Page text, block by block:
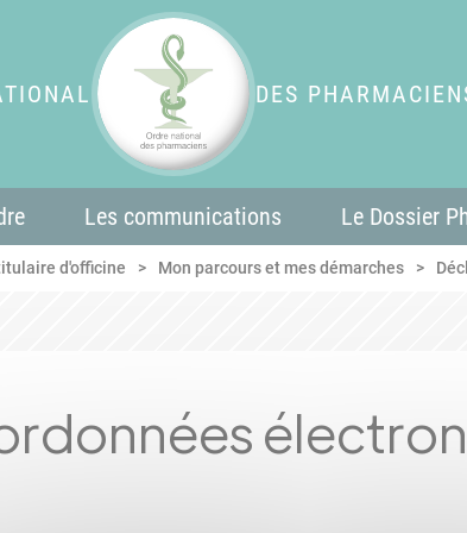
DES
Les communications Le Dossier
d'officine Mon parcours et mes démarches